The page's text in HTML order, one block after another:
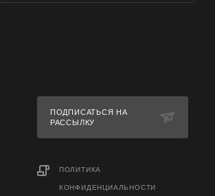
ПОДПИСАТЬСЯ НА
РАССЫЛКУ
ПОЛИТИКА
КОНФИДЕНЦИАЛЬНОСТИ